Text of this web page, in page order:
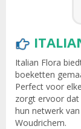
Italian Flora
boeketten
Perfect voor
zorgt ervoor
hun netwerk
Woudrichem.